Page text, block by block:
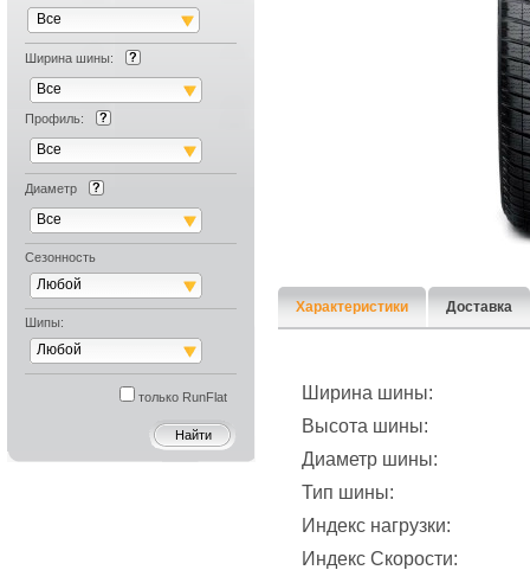
Все
Ширина шины:
Все
Профиль:
Все
Диаметр
Все
Сезонность
Любой
Шипы:
Любой
только RunFlat
Скидка
Сезонное
Товар
Характеристики Доставка
Ширина шины:
Высота шины:
Диаметр шины:
Тип шины:
Индекс нагрузки:
Индекс Скорости: